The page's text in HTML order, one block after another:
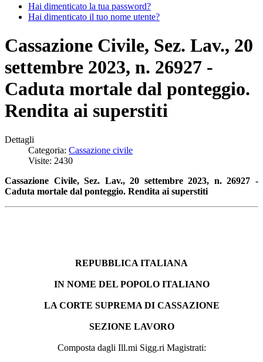
Hai dimenticato la tua password?
Hai dimenticato il tuo nome utente?
Cassazione Civile, Sez. Lav., 20
settembre 2023, n. 26927 -
Caduta mortale dal ponteggio.
Rendita ai superstiti
Dettagli
Categoria: Cassazione civile
Visite: 2430
Cassazione Civile, Sez. Lav., 20 settembre 2023, n. 26927 -
Caduta mortale dal ponteggio. Rendita ai superstiti
REPUBBLICA ITALIANA
IN NOME DEL POPOLO ITALIANO
LA CORTE SUPREMA DI CASSAZIONE
SEZIONE LAVORO
Composta dagli Ill.mi Sigg.ri Magistrati: